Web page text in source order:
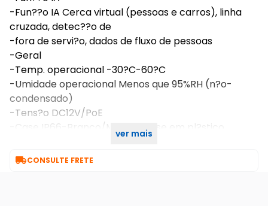
-Fun??o IA Cerca virtual (pessoas e carros), linha
cruzada, detec??o de
-fora de servi?o, dados de fluxo de pessoas
-Geral
-Temp. operacional -30?C-60?C
-Umidade operacional Menos que 95%RH (n?o-
condensado)
-Tens?o DC12V/PoE
-Case IP66-Branco/Metal + base em pl?stico
ver mais
CONSULTE FRETE